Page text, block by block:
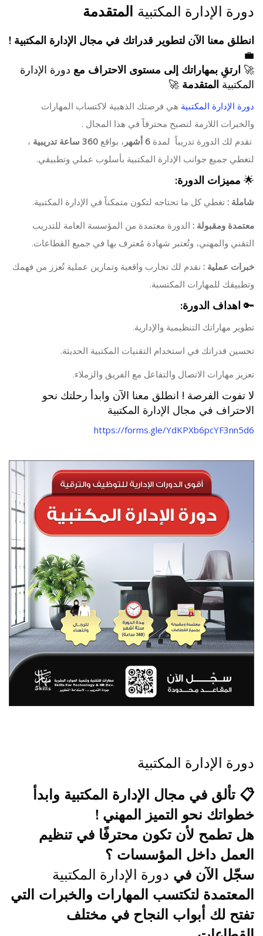
تجاوز [Cocoon] About (Text with Image)دورة الإدارة المكتبية المتقدمة
انطلق معنا الآن لتطوير قدراتك في مجال الإدارة المكتبية !
💼
🚀 ارتقِ بمهاراتك إلى مستوى الاحتراف مع دورة الإدارة
المكتبية المتقدمة 🚀
دورة الإدارة المكتبية هي فرصتك الذهبية لاكتساب المهارات
والخبرات اللازمة لتصبح محترفاً في هذا المجال .
تقدم لك الدورة تدريباً لمدة 6 أشهر ، بواقع 360 ساعة تدريبية
،
لتغطي جميع جوانب الإدارة المكتبية بأسلوب عملي وتطبيقي.
🌟 مميزات الدورة:
شاملة : تغطي كل ما تحتاجه لتكون متمكناً في الإدارة المكتبية.
معتمدة ومقبولة : الدورة معتمدة من المؤسسة العامة للتدريب
التقني والمهني، وتُعتبر شهادة مُعترف بها في جميع القطاعات.
خبرات عملية : نقدم لك تجارب واقعية وتمارين عملية تُعزز من فهمك
وتطبيقك للمهارات المكتسبة.
🔑 اهداف الدورة:
تطوير مهاراتك التنظيمية والإدارية.
تحسين قدراتك في استخدام التقنيات المكتبية الحديثة.
تعزيز مهارات الاتصال والتفاعل مع الفريق والزملاء.
لا تفوت الفرصة ! انطلق معنا الآن وابدأ رحلتك نحو
الاحتراف في مجال الإدارة المكتبية
https://forms.gle/YdKPXb6pcYF3nn5d6
تجاوز [Cocoon] About (Text with Image)دورة الإدارة المكتبية
📋 تألق في مجال الإدارة المكتبية وابدأ
خطواتك نحو التميز المهني !
هل تطمح لأن تكون محترفًا في تنظيم
العمل داخل المؤسسات ؟
سجّل الآن في دورة الإدارة المكتبية
المعتمدة لتكتسب المهارات والخبرات التي
تفتح لك أبواب النجاح في مختلف